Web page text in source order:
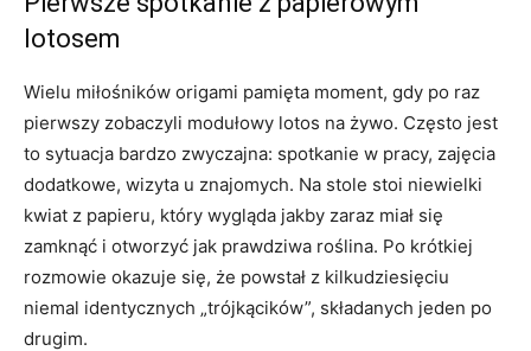
lotosem
Wielu miłośników origami pamięta moment, gdy po raz
pierwszy zobaczyli modułowy lotos na żywo. Często jest
to sytuacja bardzo zwyczajna: spotkanie w pracy, zajęcia
dodatkowe, wizyta u znajomych. Na stole stoi niewielki
kwiat z papieru, który wygląda jakby zaraz miał się
zamknąć i otworzyć jak prawdziwa roślina. Po krótkiej
rozmowie okazuje się, że powstał z kilkudziesięciu
niemal identycznych „trójkącików”, składanych jeden po
drugim.